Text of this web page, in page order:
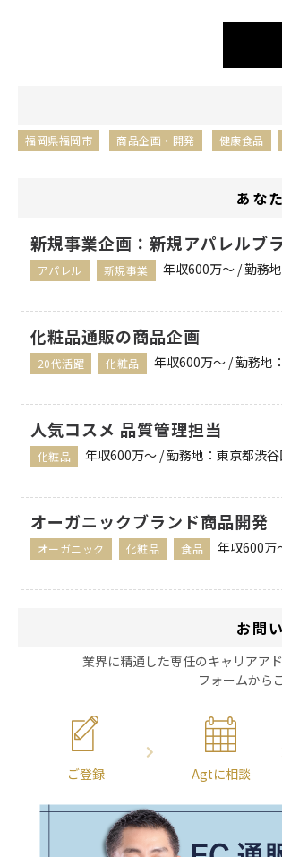
福岡県福岡市 商品企画・開発 健康食品
あな
新規事業企画：新規アパレルブ
アパレル 新規事業 年収600万〜 / 勤務
化粧品通販の商品企画
20代活躍 化粧品 年収600万〜 / 勤務地
人気コスメ 品質管理担当
化粧品 年収600万〜 / 勤務地：東京都渋
オーガニックブランド商品開発
オーガニック 化粧品 食品 年収600万
お問
業界に精通した専任のキャリアア
フォームから
ご登録 Agtに相談